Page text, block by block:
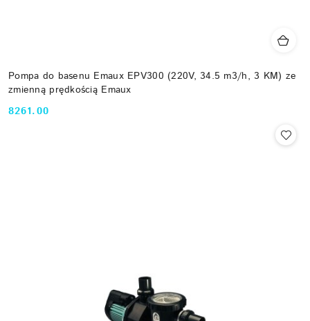
Pompa do basenu Emaux EPV300 (220V, 34.5 m3/h, 3 KM) ze
zmienną prędkością Emaux
Cena:
8261.00